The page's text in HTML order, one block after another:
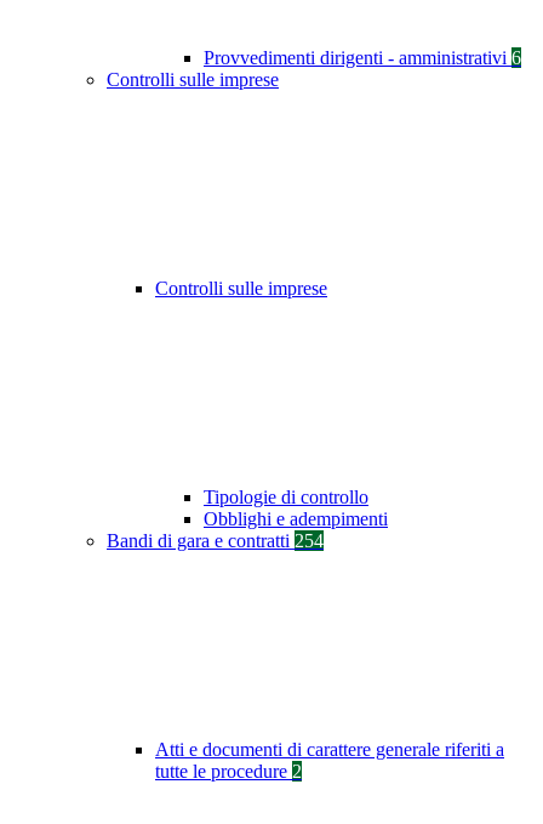
Provvedimenti dirigenti - amministrativi 6
Controlli sulle imprese
Controlli sulle imprese
Tipologie di controllo
Obblighi e adempimenti
Bandi di gara e contratti 254
Atti e documenti di carattere generale riferiti a
tutte le procedure 2